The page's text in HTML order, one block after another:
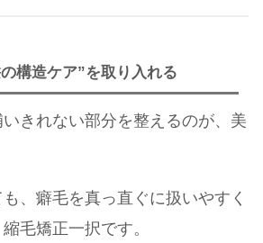
構造ケア”を取り入れる
きれない部分を整えるのが、美
、癖毛を真っ直ぐに扱いやすく
毛矯正一択です。